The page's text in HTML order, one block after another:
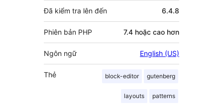
Đã kiểm tra lên đến 6.4.8
Phiên bản PHP 7.4 hoặc cao hơn
Ngôn ngữ English (US)
Thẻ block-editor gutenberg
layouts patterns